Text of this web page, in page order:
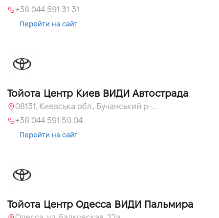
+38 044 591 31 31
Перейти на сайт
Тойота Центр Киев ВИДИ Автострада
08131, Киевська обл., Бучанський р-н, с.Софиевская Борщаговка, вул. Большая Кольцевая, 56
+38 044 591 50 04
Перейти на сайт
Тойота Центр Одесса ВИДИ Пальмира